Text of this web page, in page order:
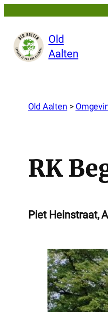
Old
Aalten
Old Aalten >
RK
Piet Heinstraat,